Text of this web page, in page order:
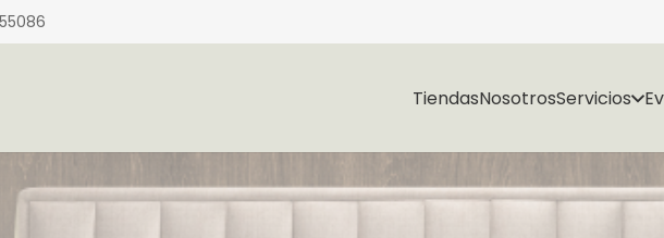
TiendasNosotrosServicios